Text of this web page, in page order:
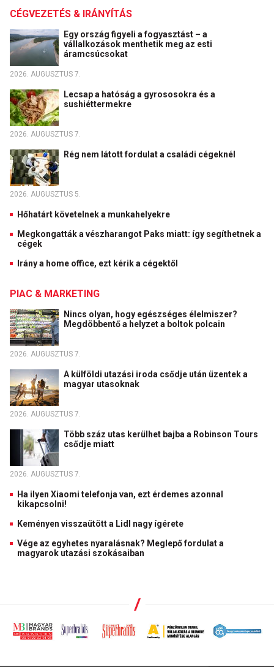
CÉGVEZETÉS & IRÁNYÍTÁS
Egy ország figyeli a fogyasztást – a
vállalkozások menthetik meg az esti
áramcsúcsokat
2026. AUGUSZTUS 7.
Lecsap a hatóság a gyrososokra és a
sushiéttermekre
2026. AUGUSZTUS 7.
Rég nem látott fordulat a családi cégeknél
2026. AUGUSZTUS 5.
Hőhatárt követelnek a munkahelyekre
Megkongatták a vészharangot Paks miatt: így segíthetnek a
cégek
Irány a home office, ezt kérik a cégektől
PIAC & MARKETING
Nincs olyan, hogy egészséges élelmiszer?
Megdöbbentő a helyzet a boltok polcain
2026. AUGUSZTUS 7.
A külföldi utazási iroda csődje után üzentek a
magyar utasoknak
2026. AUGUSZTUS 7.
Több száz utas kerülhet bajba a Robinson Tours
csődje miatt
2026. AUGUSZTUS 7.
Ha ilyen Xiaomi telefonja van, ezt érdemes azonnal
kikapcsolni!
Keményen visszaütött a Lidl nagy ígérete
Vége az egyhetes nyaralásnak? Meglepő fordulat a
magyarok utazási szokásaiban